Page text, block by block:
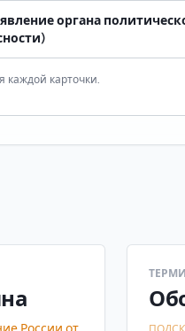
органа
каждой карточки.
России от